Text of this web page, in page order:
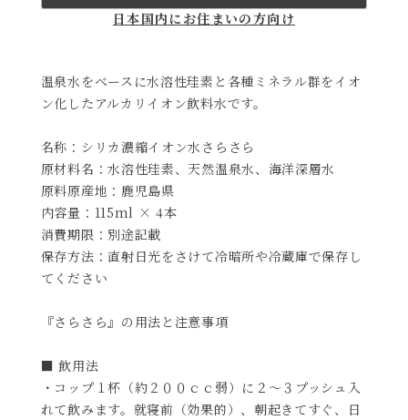
日本国内にお住まいの方向け
温泉水をベースに水溶性珪素と各種ミネラル群をイオ
ン化したアルカリイオン飲料水です。
名称：シリカ濃縮イオン水さらさら
原材料名：水溶性珪素、天然温泉水、海洋深層水
原料原産地：鹿児島県
内容量：115ml × 4本
消費期限：別途記載
保存方法：直射日光をさけて冷暗所や冷蔵庫で保存し
てください
『さらさら』の用法と注意事項
■ 飲用法
・コップ１杯（約２００ｃｃ弱）に２～３プッシュ入
れて飲みます。就寝前（効果的）、朝起きてすぐ、日